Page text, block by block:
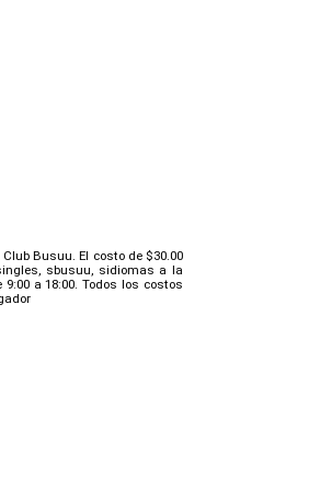
Busuu. El costo de $30.00
sbusuu, sidiomas a la
a 18:00. Todos los costos